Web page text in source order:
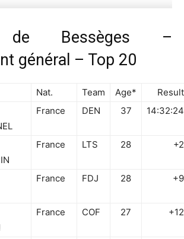
de Bessèges –
général – Top 20
Nat. Team Age*
Result
France DEN 37 14:32:24
France LTS 28 +2
France FDJ 28 +9
France COF 27 +12